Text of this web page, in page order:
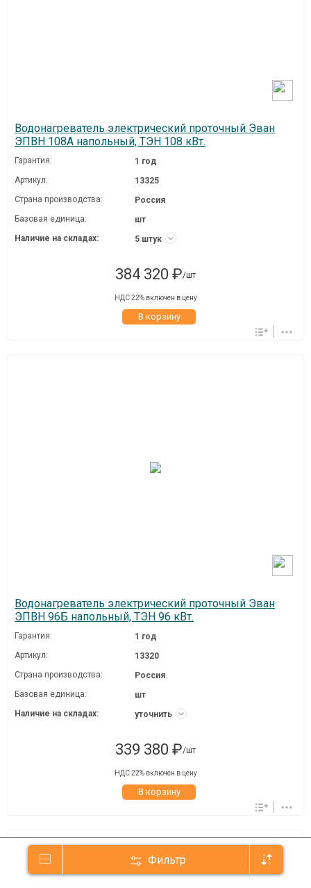
Фильтр
Водонагреватель электрический проточный Эван
ЭПВН 108А напольный, ТЭН 108 кВт.
Гарантия:
1 год
Артикул:
13325
Страна производства:
Россия
Базовая единица:
шт
Наличие на складах:
5 штук
384 320 ₽/шт
НДС 22% включен в цену
В корзину
Водонагреватель электрический проточный Эван
ЭПВН 96Б напольный, ТЭН 96 кВт.
Гарантия:
1 год
Артикул:
13320
Страна производства:
Россия
Базовая единица:
шт
Наличие на складах:
уточнить
339 380 ₽/шт
НДС 22% включен в цену
В корзину